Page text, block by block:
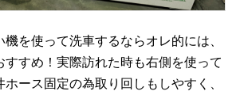
を使って洗車するならオレ的には、
すすめ！実際訪れた時も右側を使って
ース固定の為取り回しもしやすく、